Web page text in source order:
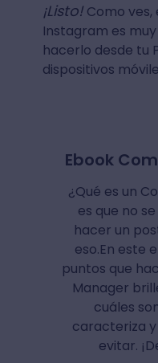
¡Listo! Como ves,
Instagram es
hacerlo desde tu
dispositivos
Ebook
¿Qué es un
es que no
hacer un
eso.En este
puntos que
Manager
cuáles
caracteriza
evitar.